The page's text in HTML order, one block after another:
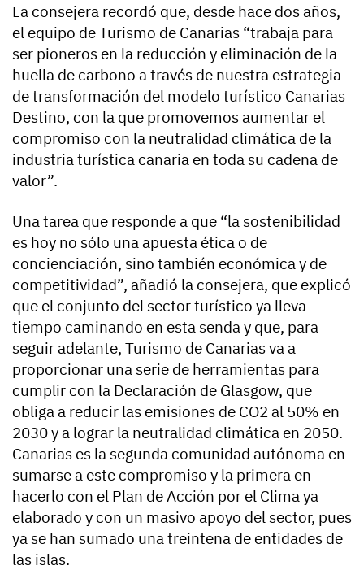
La consejera recordó que, desde hace dos años,
el equipo de Turismo de Canarias “trabaja para
ser pioneros en la reducción y eliminación de la
huella de carbono a través de nuestra estrategia
de transformación del modelo turístico Canarias
Destino, con la que promovemos aumentar el
compromiso con la neutralidad climática de la
industria turística canaria en toda su cadena de
valor”.
Una tarea que responde a que “la sostenibilidad
es hoy no sólo una apuesta ética o de
concienciación, sino también económica y de
competitividad”, añadió la consejera, que explicó
que el conjunto del sector turístico ya lleva
tiempo caminando en esta senda y que, para
seguir adelante, Turismo de Canarias va a
proporcionar una serie de herramientas para
cumplir con la Declaración de Glasgow, que
obliga a reducir las emisiones de CO2 al 50% en
2030 y a lograr la neutralidad climática en 2050.
Canarias es la segunda comunidad autónoma en
sumarse a este compromiso y la primera en
hacerlo con el Plan de Acción por el Clima ya
elaborado y con un masivo apoyo del sector, pues
ya se han sumado una treintena de entidades de
las islas.